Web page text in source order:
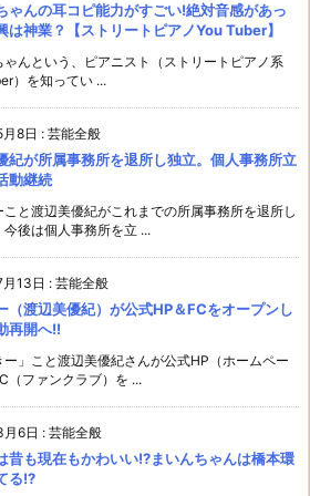
ゃんの耳コピ能力がすごい!絶対音感があっ
は神業？【ストリートピアノYou Tuber】
ゃんという、ピアニスト（ストリートピアノ系
）を知ってい ...
8日 : 芸能全般
紀が所属事務所を退所し独立。個人事務所立
動継続
こと渡辺美優紀がこれまでの所属事務所を退所し
今後は個人事務所を立 ...
13日 : 芸能全般
（渡辺美優紀）が公式HP＆FCをオープンし
再開へ!!
ー」こと渡辺美優紀さんが公式HP（ホームペー
（ファンクラブ）を ...
6日 : 芸能全般
昔も現在もかわいい!?まいんちゃんは橋本環
る!?